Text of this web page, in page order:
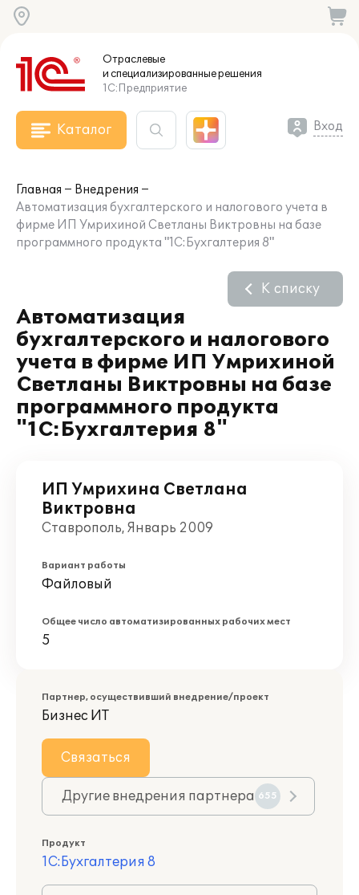
Отраслевые
и специализированныерешения
1С:Предприятие
Каталог Вход
Главная
Внедрения
Автоматизация бухгалтерского и налогового учета в
фирме ИП Умрихиной Светланы Виктровны на базе
программного продукта "1С:Бухгалтерия 8"
Автоматизация
бухгалтерского и налогового
учета в фирме ИП Умрихиной
Светланы Виктровны на базе
программного продукта
"1С:Бухгалтерия 8"
К списку
ИП Умрихина Светлана
Виктровна
Ставрополь, Январь 2009
Вариант работы
Файловый
Общее число автоматизированных рабочих мест
5
Партнер, осуществивший внедрение/проект
Бизнес ИТ
Связаться
Другие внедрения партнера 655
Продукт
1С:Бухгалтерия 8